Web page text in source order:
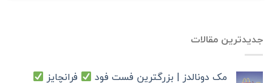
جدیدترین مقالات
مک دونالدز | بزرگترین فست فود فرانچایز